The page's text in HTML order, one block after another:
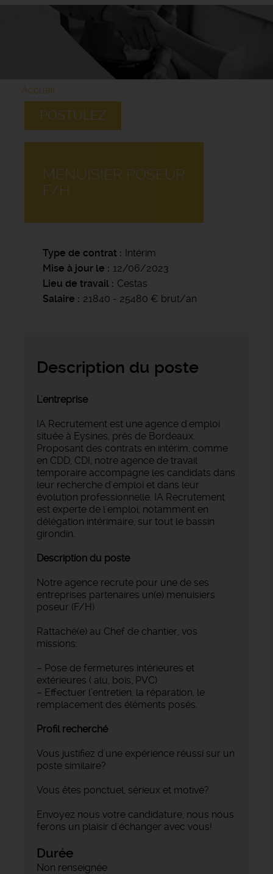
Accueil
POSTULEZ
MENUISIER POSEUR
F/H
Type de contrat
Intérim
Mise à jour le
12/06/2023
Lieu de travail
Cestas
Salaire
21840 - 25480 € brut/an
Description du poste
L'entreprise
IA Recrutement est une agence d'emploi
située à Eysines, près de Bordeaux.
Proposant des contrats en intérim, comme
en CDD, CDI, notre agence de travail
temporaire accompagne les candidats dans
leur recherche d'emploi et dans leur
évolution professionnelle. IA Recrutement
est experte de l'emploi, notamment en
délégation intérimaire, sur tout le bassin
girondin.
Description du poste
Notre agence recrute pour une de ses
entreprises partenaires un(e) menuisiers
poseur (F/H)
Rattaché(e) au Chef de chantier, vos
missions:
– Pose de fermetures intérieures et
extérieures ( alu, bois, PVC)
– Effectuer l’entretien, la réparation, le
remplacement des éléments posés.
Profil recherché
Vous justifiez d'une expérience réussi sur un
poste similaire?
Vous êtes ponctuel, sérieux et motivé?
Envoyez nous votre candidature, nous nous
ferons un plaisir d'échanger avec vous!
Durée
Non renseignée